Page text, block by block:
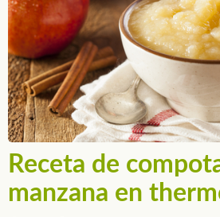
Receta de
manzana en